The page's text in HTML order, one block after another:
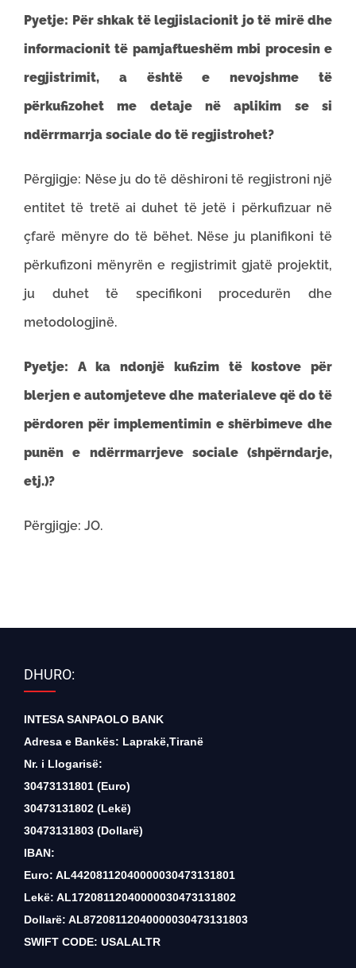
Pyetje: Për shkak të legjislacionit jo të mirë dhe
informacionit të pamjaftueshëm mbi procesin e
regjistrimit, a është e nevojshme të
përkufizohet me detaje në aplikim se si
ndërrmarrja sociale do të regjistrohet?
Përgjigje: Nëse ju do të dëshironi të regjistroni një
entitet të tretë ai duhet të jetë i përkufizuar në
çfarë mënyre do të bëhet. Nëse ju planifikoni të
përkufizoni mënyrën e regjistrimit gjatë projektit,
ju duhet të specifikoni procedurën dhe
metodologjinë.
Pyetje: A ka ndonjë kufizim të kostove për
blerjen e automjeteve dhe materialeve që do të
përdoren për implementimin e shërbimeve dhe
punën e ndërrmarrjeve sociale (shpërndarje,
etj.)?
Përgjigje: JO.
DHURO:
INTESA SANPAOLO BANK
Adresa e Bankës: Laprakë,Tiranë
Nr. i Llogarisë:
30473131801 (Euro)
30473131802 (Lekë)
30473131803 (Dollarë)
IBAN:
Euro: AL44208112040000030473131801
Lekë: AL17208112040000030473131802
Dollarë: AL87208112040000030473131803
SWIFT CODE: USALALTR